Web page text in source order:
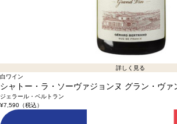
詳しく見る
白ワイン
シャトー・ラ・ソーヴァジョンヌ グラン・ヴァ
ジェラール・ベルトラン
¥7,590（税込）